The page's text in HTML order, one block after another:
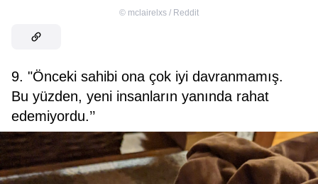
© mclairelxs / Reddit
9. "Önceki sahibi ona çok iyi davranmamış.
Bu yüzden, yeni insanların yanında rahat
edemiyordu.’’